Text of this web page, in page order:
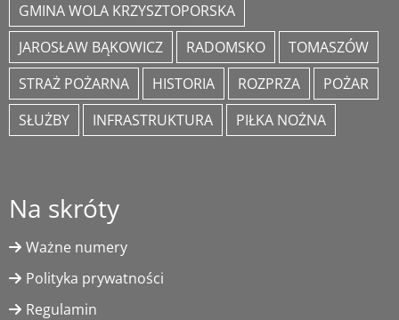
GMINA WOLA KRZYSZTOPORSKA
JAROSŁAW BĄKOWICZ
RADOMSKO
TOMASZÓW
STRAŻ POŻARNA
HISTORIA ROZPRZA
POŻAR
SŁUŻBY
INFRASTRUKTURA PIŁKA NOŻNA
Na skróty
Ważne numery
Polityka prywatności
Regulamin